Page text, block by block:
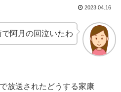
2023.04.16
阿月の回泣いたわ
放送されたどうする家康